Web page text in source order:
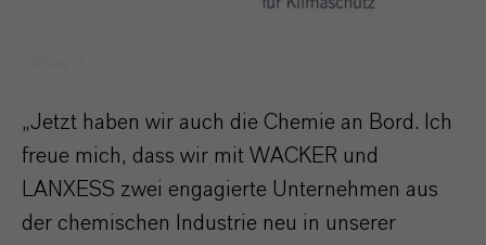
„Jetzt haben wir auch die Chemie an Bord. Ich
freue mich, dass wir mit WACKER und
LANXESS zwei engagierte Unternehmen aus
der chemischen Industrie neu in unserer